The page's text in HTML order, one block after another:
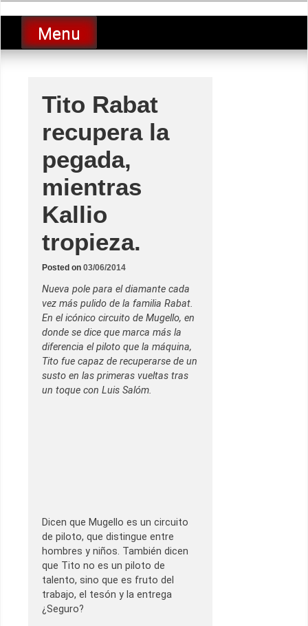
to
contentLucio Lopez GP
luciolopezgp
Menu
Tito Rabat
recupera la
pegada,
mientras
Kallio
tropieza.
Posted on 03/06/2014
Nueva pole para el diamante cada
vez más pulido de la familia Rabat.
En el icónico circuito de Mugello, en
donde se dice que marca más la
diferencia el piloto que la máquina,
Tito fue capaz de recuperarse de un
susto en las primeras vueltas tras
un toque con Luis Salóm.
Dicen que Mugello es un circuito
de piloto, que distingue entre
hombres y niños. También dicen
que Tito no es un piloto de
talento, sino que es fruto del
trabajo, el tesón y la entrega
¿Seguro?